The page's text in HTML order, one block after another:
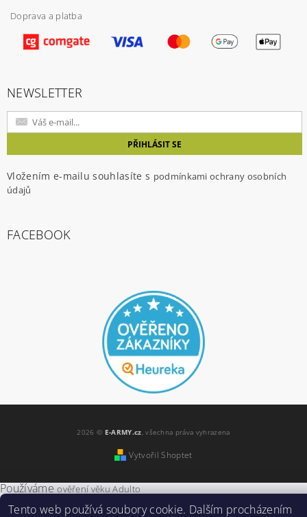
Vložením hodnocení souhlasíte spodmínkami
ochrany osobních údajů
Doprava a platba
NEWSLETTER
Vložením e-mailu souhlasíte s podmínkami ochrany osobních
údajů
FACEBOOK
2026 © E-ARMY.cz , všechna práva vyhrazena
Vytvořil Shoptet
Používámeověření věku Adulto
Tento web používá soubory cookie. Dalším procházením